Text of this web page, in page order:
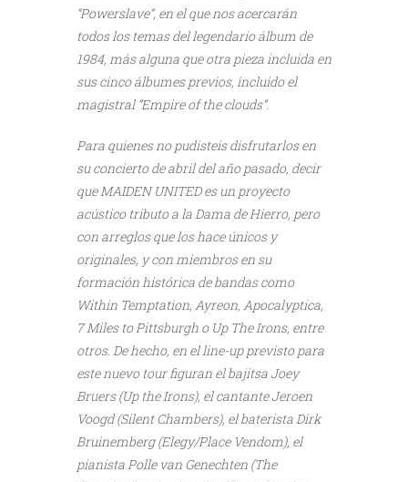
“Powerslave”, en el que nos acercarán
todos los temas del legendario álbum de
1984, más alguna que otra pieza incluida en
sus cinco álbumes previos, incluido el
magistral “Empire of the clouds”.
Para quienes no pudisteis disfrutarlos en
su concierto de abril del año pasado, decir
que MAIDEN UNITED es un proyecto
acústico tributo a la Dama de Hierro, pero
con arreglos que los hace únicos y
originales, y con miembros en su
formación histórica de bandas como
Within Temptation, Ayreon, Apocalyptica,
7 Miles to Pittsburgh o Up The Irons, entre
otros. De hecho, en el line-up previsto para
este nuevo tour figuran el bajitsa Joey
Bruers (Up the Irons), el cantante Jeroen
Voogd (Silent Chambers), el baterista Dirk
Bruinemberg (Elegy/Place Vendom), el
pianista Polle van Genechten (The